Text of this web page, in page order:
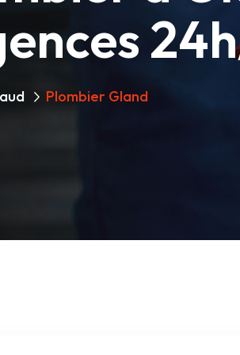
Plombier Gland